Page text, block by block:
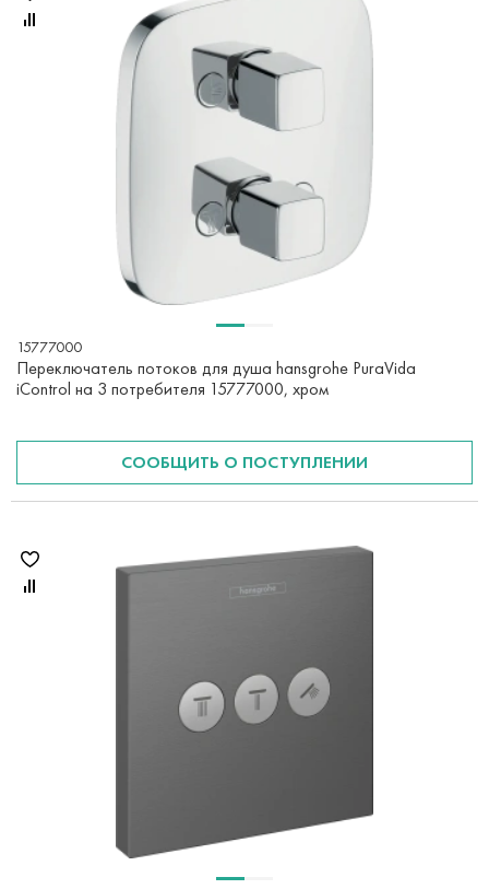
15777000
Переключатель потоков для душа hansgrohe PuraVida
iControl на 3 потребителя 15777000, хром
СООБЩИТЬ О ПОСТУПЛЕНИИ